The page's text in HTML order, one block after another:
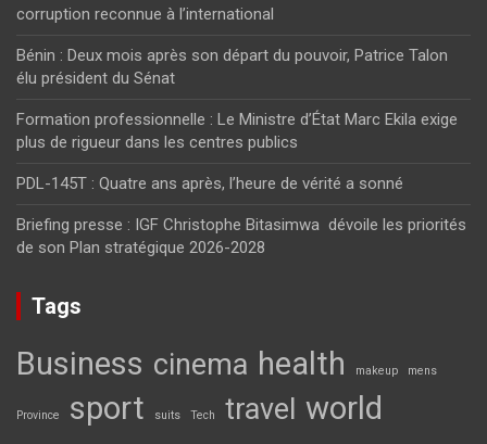
corruption reconnue à l’international
Bénin : Deux mois après son départ du pouvoir, Patrice Talon
élu président du Sénat
Formation professionnelle : Le Ministre d’État Marc Ekila exige
plus de rigueur dans les centres publics
PDL-145T : Quatre ans après, l’heure de vérité a sonné
Briefing presse : IGF Christophe Bitasimwa dévoile les priorités
de son Plan stratégique 2026-2028
Tags
Business cinema health makeup mens
Province sport suits Tech travel world